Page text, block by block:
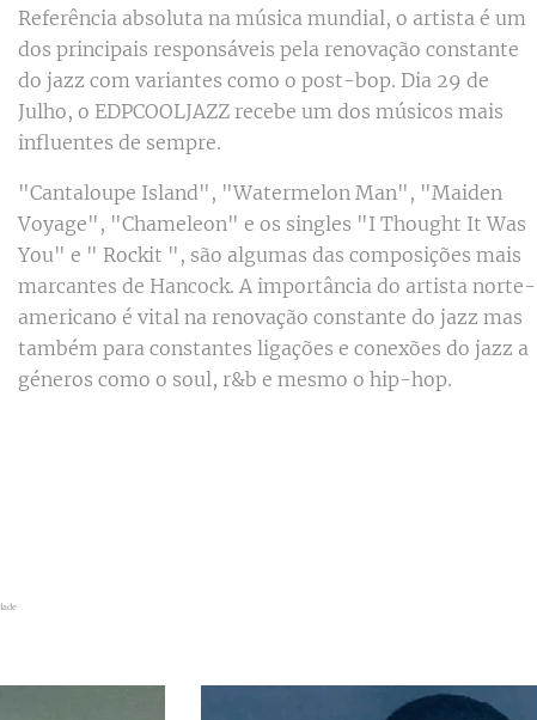
Referência absoluta na música mundial, o artista é um
dos principais responsáveis pela renovação constante
do jazz com variantes como o post-bop. Dia 29 de
Julho, o EDPCOOLJAZZ recebe um dos músicos mais
influentes de sempre.
"Cantaloupe Island", "Watermelon Man", "Maiden
Voyage", "Chameleon" e os singles "I Thought It Was
You" e " Rockit ", são algumas das composições mais
marcantes de Hancock. A importância do artista norte-
americano é vital na renovação constante do jazz mas
também para constantes ligações e conexões do jazz a
géneros como o soul, r&b e mesmo o hip-hop.